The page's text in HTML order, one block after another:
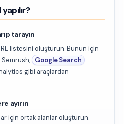
tarayın
listesini oluşturun. Bunun için
Semrush, Google Search
gibi araçlardan
ayırın
için ortak alanlar oluşturun.